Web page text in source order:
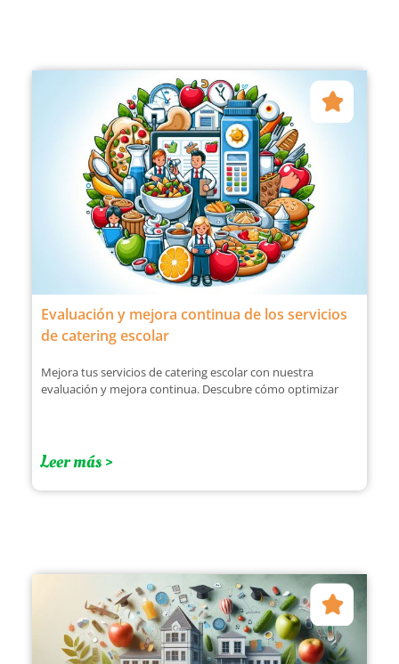
Evaluación y mejora continua de los servicios
de catering escolar
Mejora tus servicios de catering escolar con nuestra
evaluación y mejora continua. Descubre cómo optimizar
Leer más >